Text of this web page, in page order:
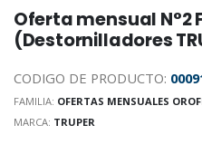
Oferta mensual N°2
(Destornilladores
CODIGO DE PRODUCTO:
FAMILIA: OFERTAS MENSUALES
MARCA: TRUPER